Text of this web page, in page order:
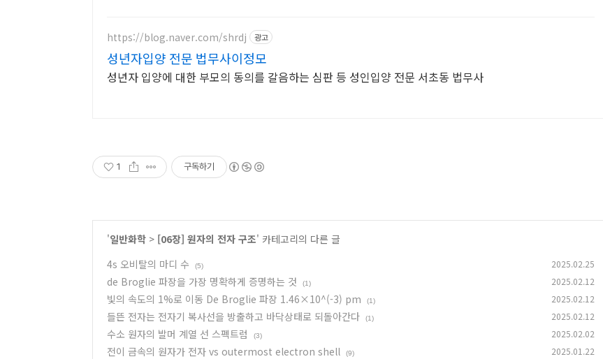
https://blog.naver.com/shrdj 광고
성년자입양 전문 법무사이정모
성년자 입양에 대한 부모의 동의를 갈음하는 심판 등 성인입양 전문 서초동 법무사
1 구독하기
'일반화학 > [06장] 원자의 전자 구조' 카테고리의 다른 글
4s 오비탈의 마디 수
(5) 2025.02.25
de Broglie 파장을 가장 명확하게 증명하는 것 (1) 2025.02.12
빛의 속도의 1%로 이동 De Broglie 파장 1.46×10^(-3) pm (1) 2025.02.12
들뜬 전자는 전자기 복사선을 방출하고 바닥상태로 되돌아간다 (1) 2025.02.12
수소 원자의 발머 계열 선 스펙트럼 (3) 2025.02.02
전이 금속의 원자가 전자 vs outermost electron shell (9) 2025.01.22